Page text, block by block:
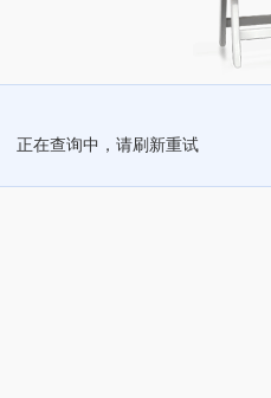
正在查询中，请刷新重试